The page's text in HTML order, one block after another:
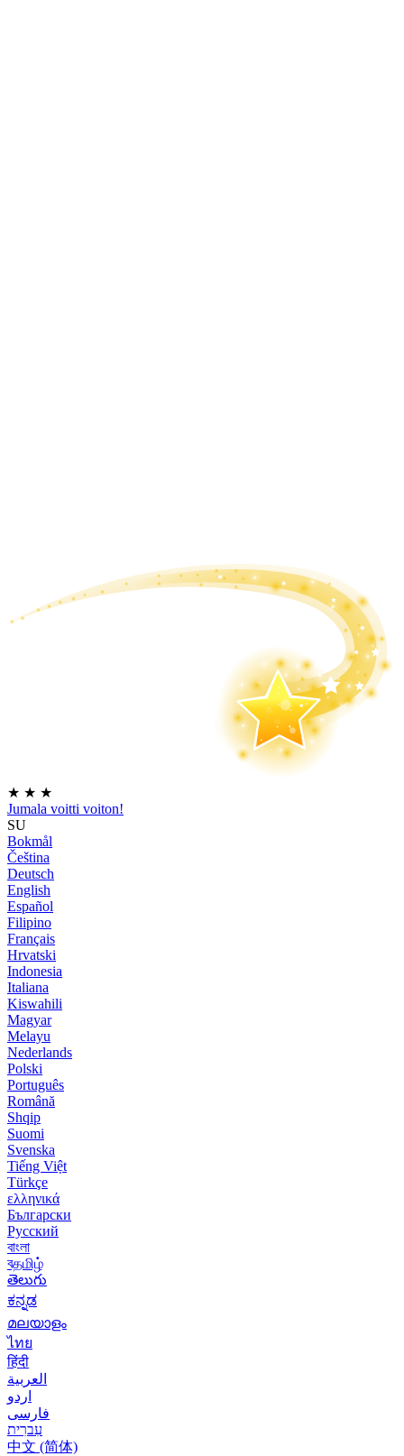
★ ★ ★
Jumala voitti voiton!
SU
Bokmål
Čeština
Deutsch
English
Español
Filipino
Français
Hrvatski
Indonesia
Italiana
Kiswahili
Magyar
Melayu
Nederlands
Polski
Português
Română
Shqip
Suomi
Svenska
Tiếng Việt
Türkçe
ελληνικά
Български
Русский
বাংলা
বதமிழ்
తెలుగు
ಕನ್ನಡ
മലയാളം
ไทย
हिंदी
العربية
اردو
فارسی
עִברִית
中文 (简体)